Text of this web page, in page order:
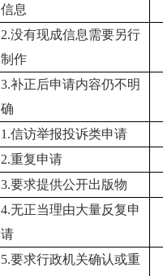
信息
2.没有现成信息需要另行
制作
3.补正后申请内容仍不明
确
1.信访举报投诉类申请
2.重复申请
3.要求提供公开出版物
4.无正当理由大量反复申
请
5.要求行政机关确认或重